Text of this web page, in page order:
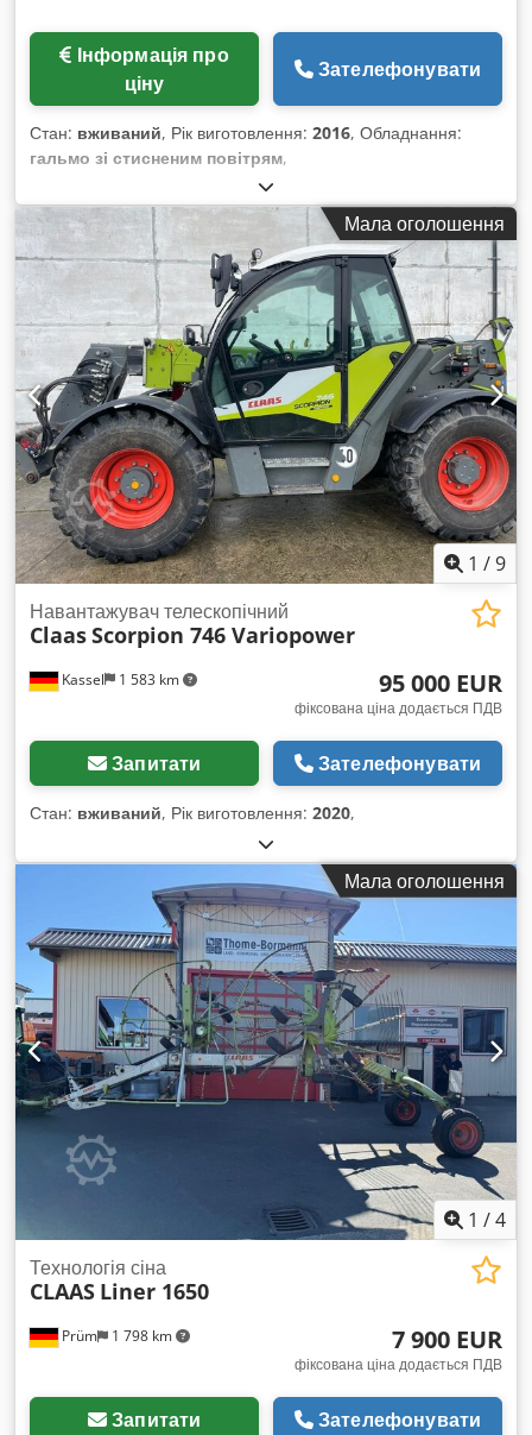
ціну
Зателефонувати
Стан: вживаний, Рік виготовлення: 2016, Обладнання:
гальмо зі стисненим повітрям,
Мала оголошення
1 /9
Kassel 1 583 km
Навантажувач телескопічний
ClaasScorpion 746 Variopower
95 000 EUR
фіксована ціна додається ПДВ
Запитати Зателефонувати
Стан: вживаний, Рік виготовлення: 2020,
Мала оголошення
1 /4
Prüm 1 798 km
Технологія сіна
CLAAS Liner 1650
7 900 EUR
фіксована ціна додається ПДВ
Запитати Зателефонувати